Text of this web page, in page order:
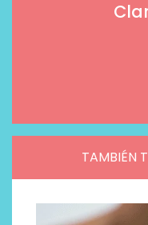
TAMBIÉN